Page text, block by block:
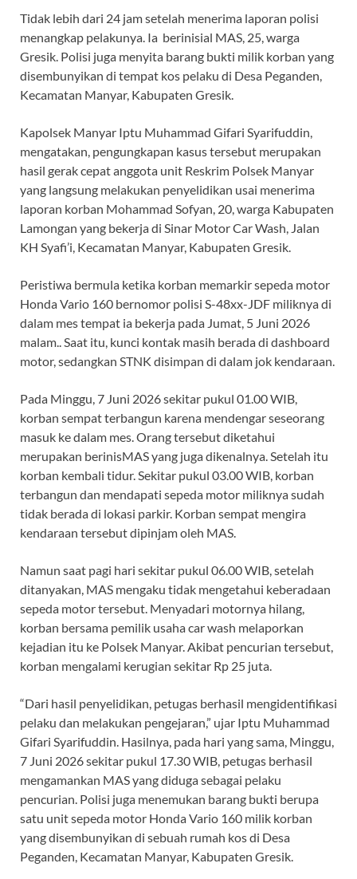
Tidak lebih dari 24 jam setelah menerima laporan polisi
menangkap pelakunya. Ia berinisial MAS, 25, warga
Gresik. Polisi juga menyita barang bukti milik korban yang
disembunyikan di tempat kos pelaku di Desa Peganden,
Kecamatan Manyar, Kabupaten Gresik.
Kapolsek Manyar Iptu Muhammad Gifari Syarifuddin,
mengatakan, pengungkapan kasus tersebut merupakan
hasil gerak cepat anggota unit Reskrim Polsek Manyar
yang langsung melakukan penyelidikan usai menerima
laporan korban Mohammad Sofyan, 20, warga Kabupaten
Lamongan yang bekerja di Sinar Motor Car Wash, Jalan
KH Syafi’i, Kecamatan Manyar, Kabupaten Gresik.
Peristiwa bermula ketika korban memarkir sepeda motor
Honda Vario 160 bernomor polisi S-48xx-JDF miliknya di
dalam mes tempat ia bekerja pada Jumat, 5 Juni 2026
malam.. Saat itu, kunci kontak masih berada di dashboard
motor, sedangkan STNK disimpan di dalam jok kendaraan.
Pada Minggu, 7 Juni 2026 sekitar pukul 01.00 WIB,
korban sempat terbangun karena mendengar seseorang
masuk ke dalam mes. Orang tersebut diketahui
merupakan berinisMAS yang juga dikenalnya. Setelah itu
korban kembali tidur. Sekitar pukul 03.00 WIB, korban
terbangun dan mendapati sepeda motor miliknya sudah
tidak berada di lokasi parkir. Korban sempat mengira
kendaraan tersebut dipinjam oleh MAS.
Namun saat pagi hari sekitar pukul 06.00 WIB, setelah
ditanyakan, MAS mengaku tidak mengetahui keberadaan
sepeda motor tersebut. Menyadari motornya hilang,
korban bersama pemilik usaha car wash melaporkan
kejadian itu ke Polsek Manyar. Akibat pencurian tersebut,
korban mengalami kerugian sekitar Rp 25 juta.
“Dari hasil penyelidikan, petugas berhasil mengidentifikasi
pelaku dan melakukan pengejaran,” ujar Iptu Muhammad
Gifari Syarifuddin. Hasilnya, pada hari yang sama, Minggu,
7 Juni 2026 sekitar pukul 17.30 WIB, petugas berhasil
mengamankan MAS yang diduga sebagai pelaku
pencurian. Polisi juga menemukan barang bukti berupa
satu unit sepeda motor Honda Vario 160 milik korban
yang disembunyikan di sebuah rumah kos di Desa
Peganden, Kecamatan Manyar, Kabupaten Gresik.